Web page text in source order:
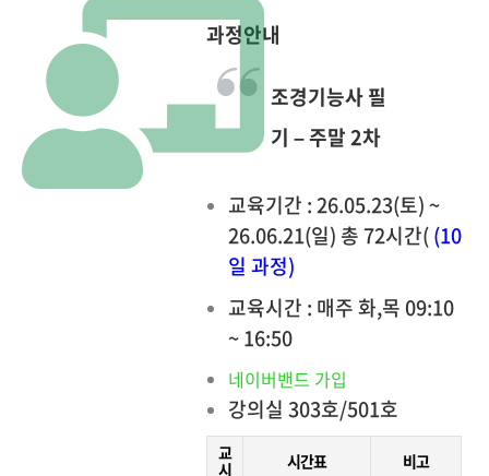
과정안내
조경기능사 필
기 – 주말 2차
교육기간 : 26.05.23(토) ~
26.06.21(일) 총 72시간((10
일 과정)
교육시간 : 매주 화,목 09:10
~ 16:50
네이버밴드 가입
강의실 303호/501호
교
시
시간표 비고